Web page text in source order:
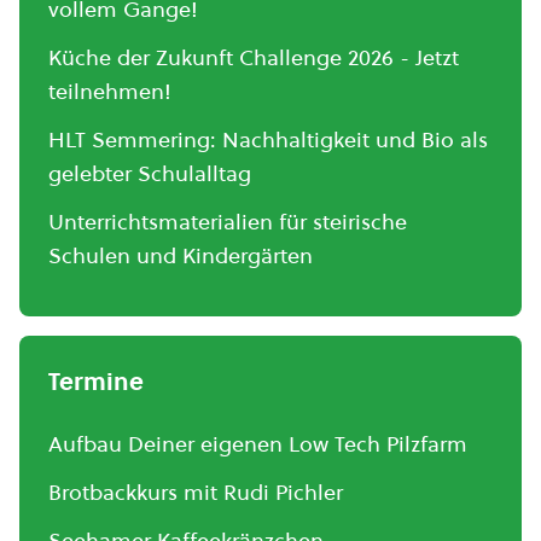
vollem Gange!
Küche der Zukunft Challenge 2026 - Jetzt
teilnehmen!
HLT Semmering: Nachhaltigkeit und Bio als
gelebter Schulalltag
Unterrichtsmaterialien für steirische
Schulen und Kindergärten
Termine
Aufbau Deiner eigenen Low Tech Pilzfarm
Brotbackkurs mit Rudi Pichler